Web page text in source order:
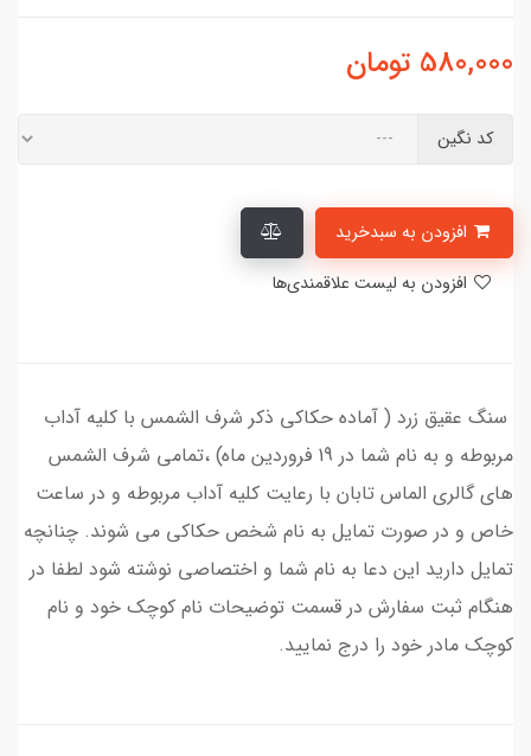
580,000 تومان
کد نگین
سنگ عقیق زرد ( آماده حکاکی ذکر شرف الشمس با کلیه آداب
مربوطه و به نام شما در 19 فروردین ماه) ،تمامی شرف الشمس
های گالری الماس تابان با رعایت کلیه آداب مربوطه و در ساعت
خاص و در صورت تمایل به نام شخص حکاکی می شوند. چنانچه
تمایل دارید این دعا به نام شما و اختصاصی نوشته شود لطفا در
هنگام ثبت سفارش در قسمت توضیحات نام کوچک خود و نام
کوچک مادر خود را درج نمایید.